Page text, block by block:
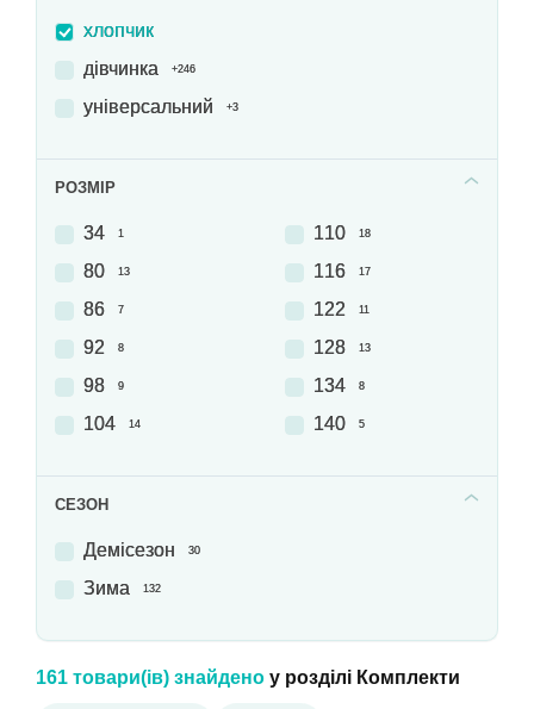
хлопчик
дівчинка
+246
універсальний +3
РОЗМІР
34 1
80 13
86 7
92 8
98 9
104 14
110 18
116 17
122 11
128 13
134 8
140 5
СЕЗОН
Демісезон 30
Зима 132
161 товари(ів) знайдено у розділі Комплекти